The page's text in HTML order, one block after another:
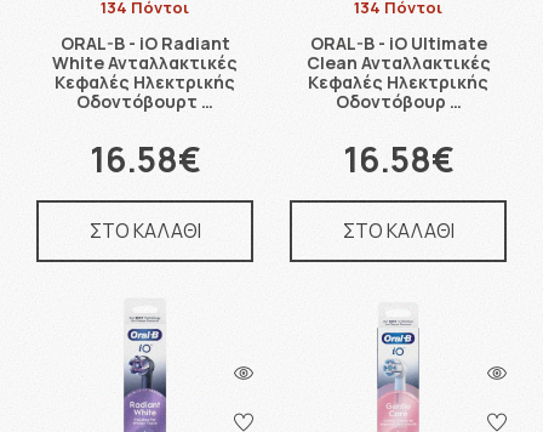
134 Πόντοι
ORAL-B - iO Radiant
White Ανταλλακτικές
Κεφαλές Ηλεκτρικής
Οδοντόβουρτ …
16.58€
ΣΤΟ ΚΑΛΑΘΙ
134 Πόντοι
ORAL-B - iO Ultimate
Clean Ανταλλακτικές
Κεφαλές Ηλεκτρικής
Οδοντόβουρ …
16.58€
ΣΤΟ ΚΑΛΑΘΙ